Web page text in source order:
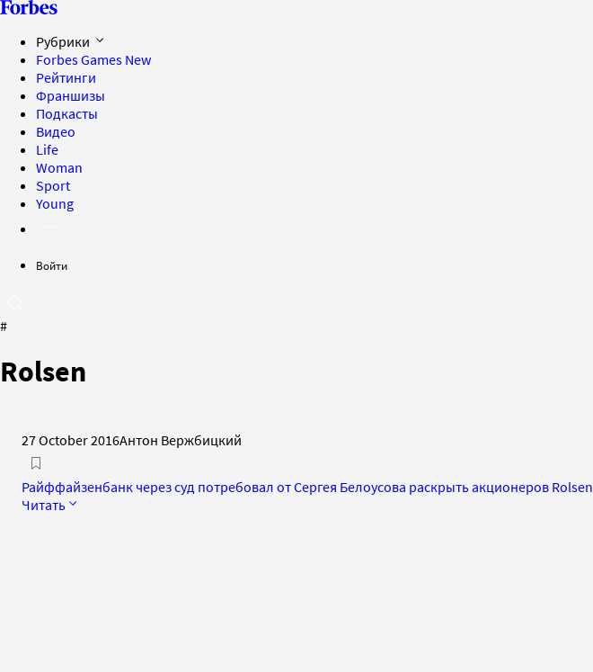
Рубрики
Forbes Games New
Рейтинги
Франшизы
Подкасты
Видео
Life
Woman
Sport
Young
Войти
#
Rolsen
27 October 2016Антон Вержбицкий
Райффайзенбанк через суд потребовал от Сергея Белоусова раскрыть акционеров Rolsen
Читать